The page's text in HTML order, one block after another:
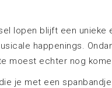
lopen blijft een unieke
happenings.
moest echter nog
je met een